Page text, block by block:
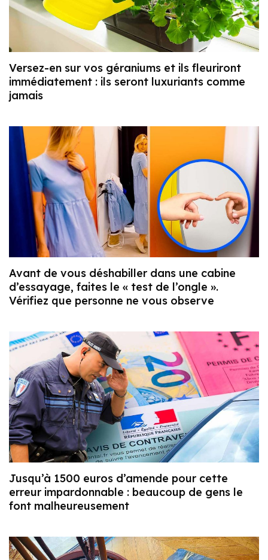
Versez-en sur vos géraniums et ils fleuriront
immédiatement : ils seront luxuriants comme
jamais
Avant de vous déshabiller dans une cabine
d’essayage, faites le « test de l’ongle ».
Vérifiez que personne ne vous observe
Jusqu’à 1500 euros d’amende pour cette
erreur impardonnable : beaucoup de gens le
font malheureusement